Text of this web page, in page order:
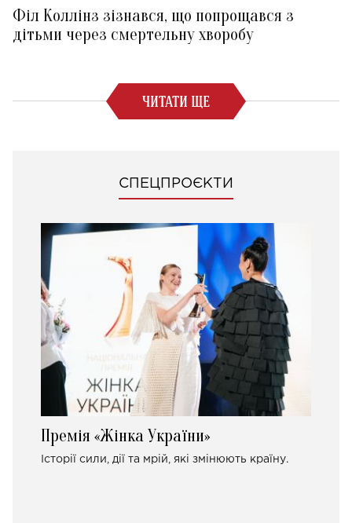
Філ Коллінз зізнався, що попрощався з
дітьми через смертельну хворобу
ЧИТАТИ ЩЕ
СПЕЦПРОЄКТИ
Премія «Жінка України»
Історії сили, дії та мрій, які змінюють країну.